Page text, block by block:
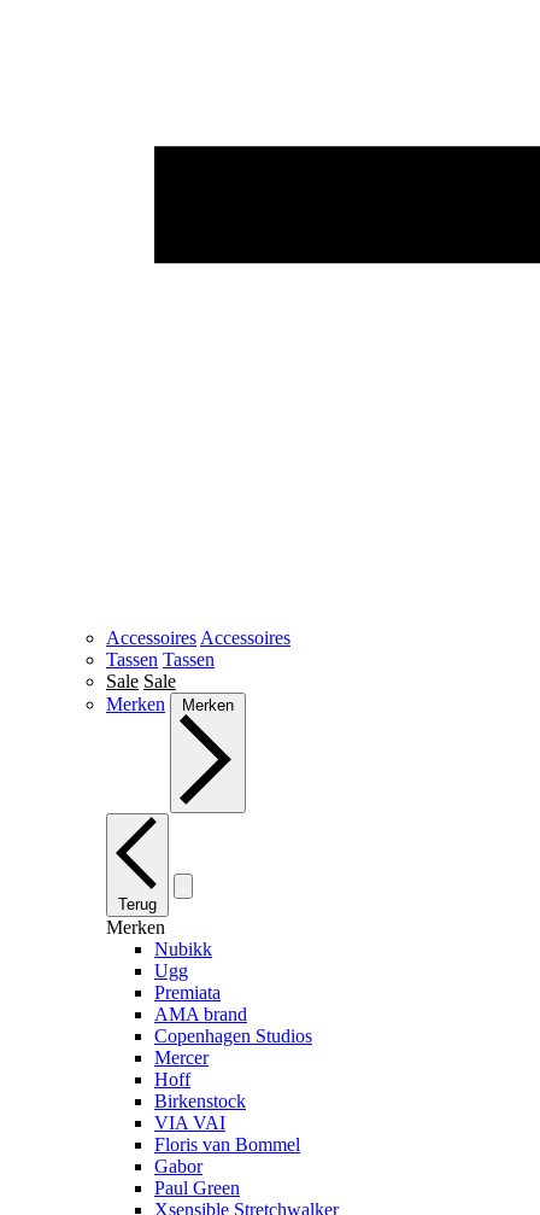
Accessoires Accessoires
Tassen Tassen
Sale Sale
Merken
Merken
Terug
Merken
Nubikk
Ugg
Premiata
AMA brand
Copenhagen Studios
Mercer
Hoff
Birkenstock
VIA VAI
Floris van Bommel
Gabor
Paul Green
Xsensible Stretchwalker